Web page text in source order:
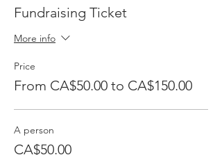
Fundraising Ticket
More info
Price
From CA$50.00 to CA$150.00
A person
CA$50.00